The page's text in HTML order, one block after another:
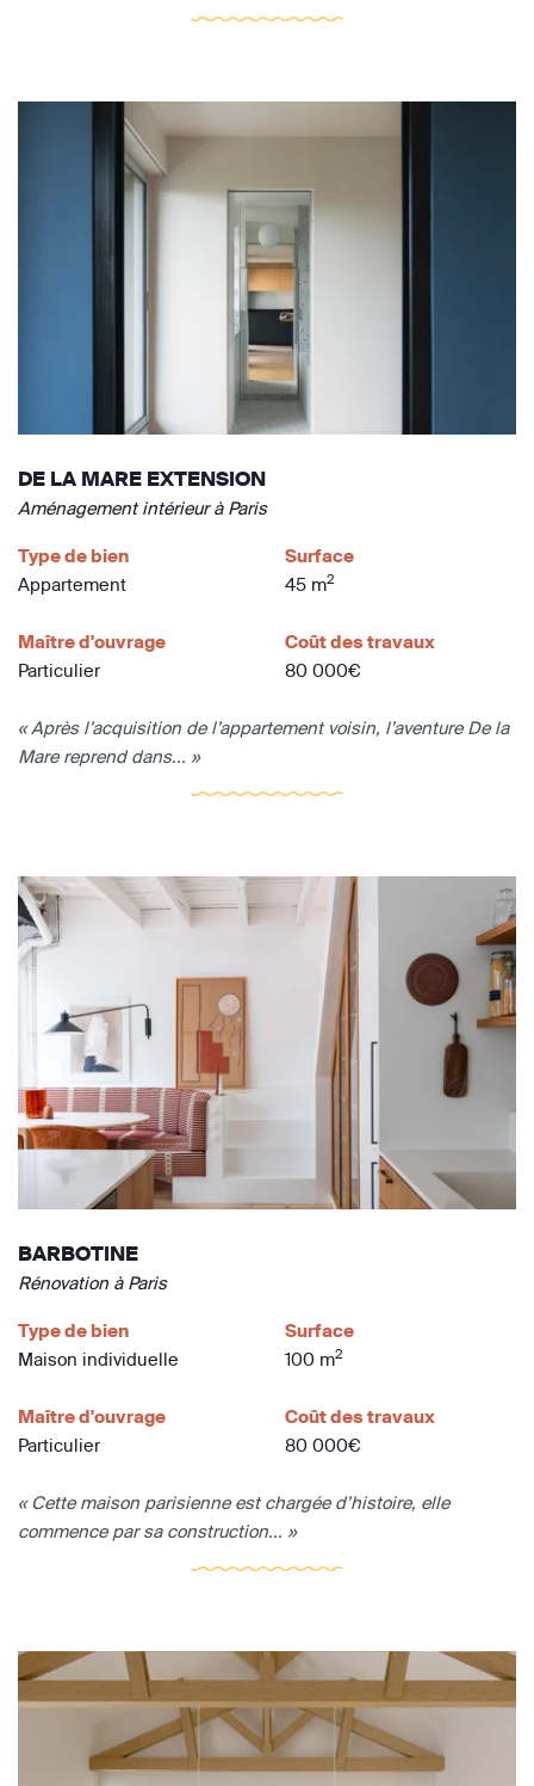
DE LA MARE EXTENSION
Aménagement intérieur à Paris
Type de bien
Appartement
Surface
45 m2
Maître d'ouvrage
Particulier
Coût des travaux
80 000€
« Après l’acquisition de l’appartement voisin, l’aventure De la
Mare reprend dans... »
BARBOTINE
Rénovation à Paris
Type de bien
Maison individuelle
Surface
100 m2
Maître d'ouvrage
Particulier
Coût des travaux
80 000€
« Cette maison parisienne est chargée d’histoire, elle
commence par sa construction... »